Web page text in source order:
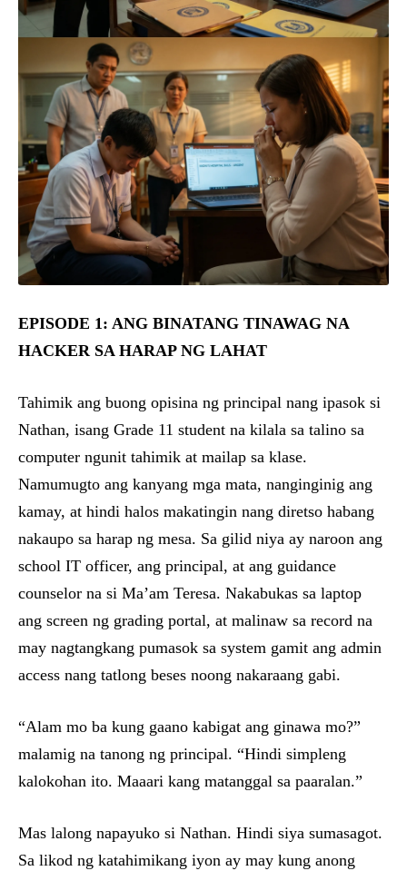
EPISODE 1: ANG BINATANG TINAWAG NA
HACKER SA HARAP NG LAHAT
Tahimik ang buong opisina ng principal nang ipasok si
Nathan, isang Grade 11 student na kilala sa talino sa
computer ngunit tahimik at mailap sa klase.
Namumugto ang kanyang mga mata, nanginginig ang
kamay, at hindi halos makatingin nang diretso habang
nakaupo sa harap ng mesa. Sa gilid niya ay naroon ang
school IT officer, ang principal, at ang guidance
counselor na si Ma’am Teresa. Nakabukas sa laptop
ang screen ng grading portal, at malinaw sa record na
may nagtangkang pumasok sa system gamit ang admin
access nang tatlong beses noong nakaraang gabi.
“Alam mo ba kung gaano kabigat ang ginawa mo?”
malamig na tanong ng principal. “Hindi simpleng
kalokohan ito. Maaari kang matanggal sa paaralan.”
Mas lalong napayuko si Nathan. Hindi siya sumasagot.
Sa likod ng katahimikang iyon ay may kung anong